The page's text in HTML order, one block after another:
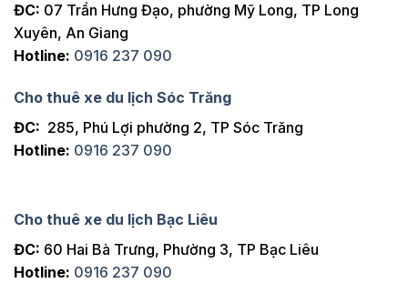
ĐC: 07 Trần Hưng Đạo, phường Mỹ Long, TP Long
Xuyên, An Giang
Hotline: 0916 237 090
Cho thuê xe du lịch Sóc Trăng
ĐC: 285, Phú Lợi phường 2, TP Sóc Trăng
Hotline: 0916 237 090
Cho thuê xe du lịch Bạc Liêu
ĐC: 60 Hai Bà Trưng, Phường 3, TP Bạc Liêu
Hotline: 0916 237 090